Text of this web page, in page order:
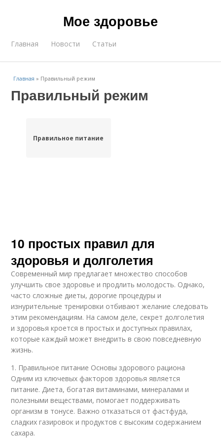
Мое здоровье
Главная Новости Статьи
Главная » Правильный режим
Правильный режим
Правильное питание
10 простых правил для
здоровья и долголетия
Современный мир предлагает множество способов
улучшить свое здоровье и продлить молодость. Однако,
часто сложные диеты, дорогие процедуры и
изнурительные тренировки отбивают желание следовать
этим рекомендациям. На самом деле, секрет долголетия
и здоровья кроется в простых и доступных правилах,
которые каждый может внедрить в свою повседневную
жизнь.
1. Правильное питание Основы здорового рациона
Одним из ключевых факторов здоровья является
питание. Диета, богатая витаминами, минералами и
полезными веществами, помогает поддерживать
организм в тонусе. Важно отказаться от фастфуда,
сладких газировок и продуктов с высоким содержанием
сахара.